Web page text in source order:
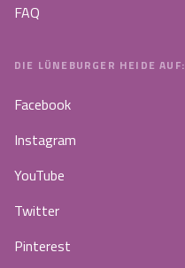
FAQ
DIE LÜNEBURGER HEIDE AUF:
Facebook
Instagram
YouTube
Twitter
Pinterest